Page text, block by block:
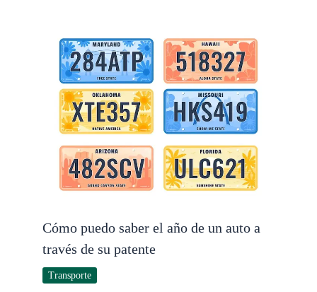
Cómo puedo saber el año de un auto a
través de su patente
Transporte